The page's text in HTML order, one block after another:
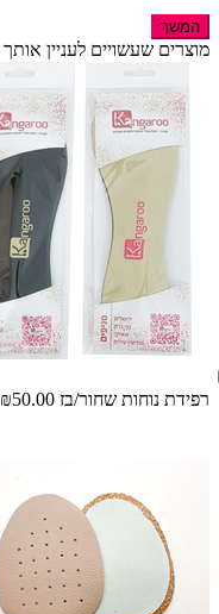
המשך
מוצרים שעשויים לעניין אותך
רפידת נוחות שחור/בז ₪50.00